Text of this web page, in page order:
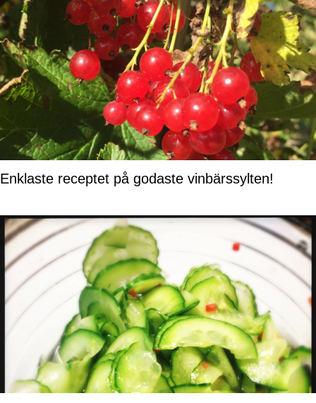
Enklaste receptet på godaste vinbärssylten!